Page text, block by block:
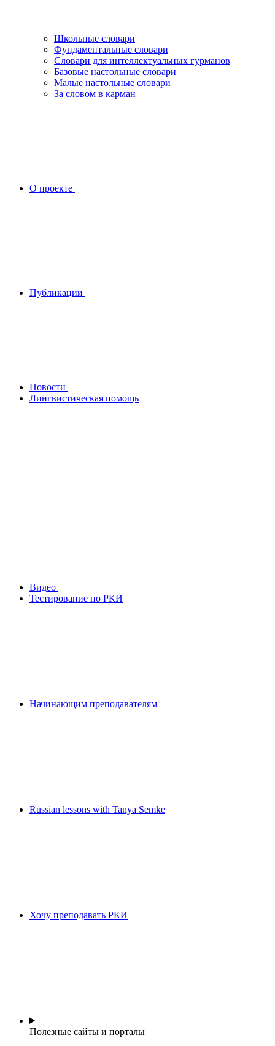
Школьные словари
Фундаментальные словари
Словари для интеллектуальных гурманов
Базовые настольные словари
Малые настольные словари
За словом в карман
О проекте
Публикации
Новости
Лингвистическая помощь
Видео
Тестирование по РКИ
Начинающим преподавателям
Russian lessons with Tanya Semke
Хочу преподавать РКИ
Полезные сайты и порталы